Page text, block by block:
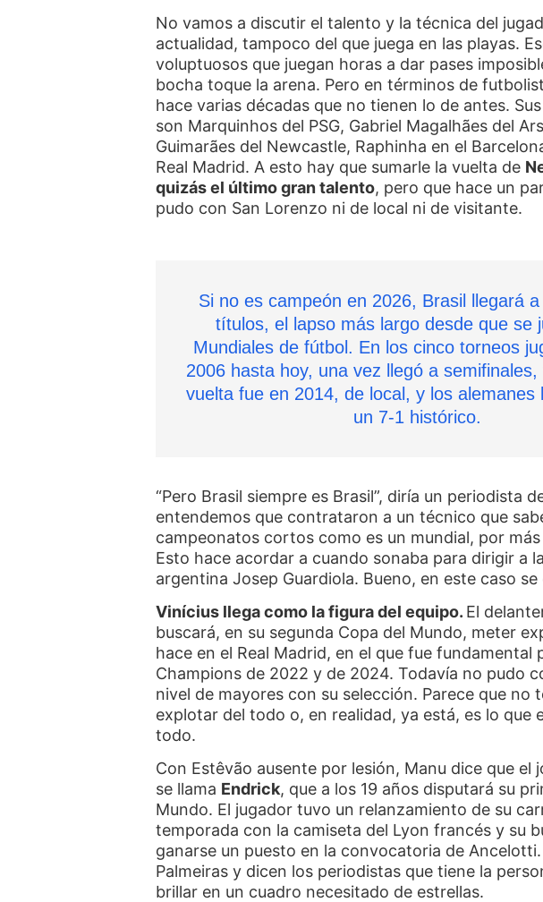
No vamos a discutir el talento y la técnica del
actualidad, tampoco del que juega en las playas.
voluptuosos que juegan horas a dar pases
bocha toque la arena. Pero en términos de
hace varias décadas que no tienen lo de antes.
son Marquinhos del PSG, Gabriel Magalhães del
Guimarães del Newcastle, Raphinha en el
Real Madrid. A esto hay que sumarle la vuelta de
quizás el último gran talento, pero que hace un
pudo con San Lorenzo ni de local ni de visitante.
Si no es campeón en 2026, Brasil llegará
títulos, el lapso más largo desde que se
Mundiales de fútbol. En los cinco torneos
2006 hasta hoy, una vez llegó a
vuelta fue en 2014, de local, y los alemanes
un 7-1 histórico.
“Pero Brasil siempre es Brasil”, diría un periodista
entendemos que contrataron a un técnico que
campeonatos cortos como es un mundial, por
Esto hace acordar a cuando sonaba para dirigir a
argentina Josep Guardiola. Bueno, en este caso
Vinícius llega como la figura del equipo. El
buscará, en su segunda Copa del Mundo, meter
hace en el Real Madrid, en el que fue fundamental
Champions de 2022 y de 2024. Todavía no pudo
nivel de mayores con su selección. Parece que no
explotar del todo o, en realidad, ya está, es lo que
todo.
Con Estêvão ausente por lesión, Manu dice que el
se llama Endrick, que a los 19 años disputará su
Mundo. El jugador tuvo un relanzamiento de su
temporada con la camiseta del Lyon francés y su
ganarse un puesto en la convocatoria de Ancelotti.
Palmeiras y dicen los periodistas que tiene la
brillar en un cuadro necesitado de estrellas.